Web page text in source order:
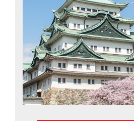
域差指数」は98.4で、全国的にみ
強みとなっています。東京へは新
すが、リニア中央新幹線の開業（
に短縮。名古屋市を中心に、愛知
際に役立つ移住情報を掲載してい